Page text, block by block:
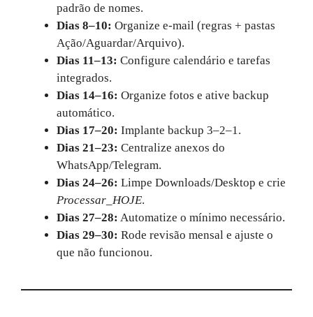
padrão de nomes.
Dias 8–10: Organize e-mail (regras + pastas
Ação/Aguardar/Arquivo).
Dias 11–13: Configure calendário e tarefas
integrados.
Dias 14–16: Organize fotos e ative backup
automático.
Dias 17–20: Implante backup 3–2–1.
Dias 21–23: Centralize anexos do
WhatsApp/Telegram.
Dias 24–26: Limpe Downloads/Desktop e crie
Processar_HOJE.
Dias 27–28: Automatize o mínimo necessário.
Dias 29–30: Rode revisão mensal e ajuste o
que não funcionou.